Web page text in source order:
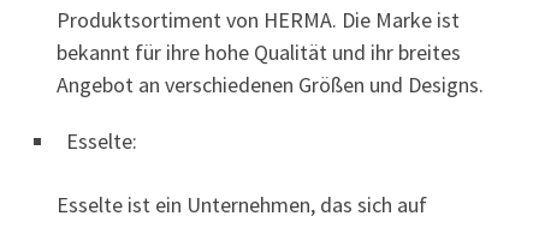
Produktsortiment von HERMA. Die Marke ist
bekannt für ihre hohe Qualität und ihr breites
Angebot an verschiedenen Größen und Designs.
Esselte:
Esselte ist ein Unternehmen, das sich auf